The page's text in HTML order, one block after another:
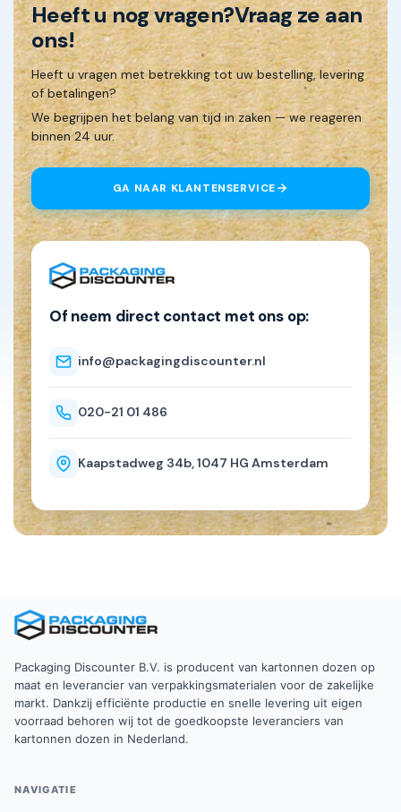
Heeft u nog vragen?Vraag ze aan
ons!
Heeft u vragen met betrekking tot uw bestelling, levering
of betalingen?
We begrijpen het belang van tijd in zaken — we reageren
binnen 24 uur.
GA NAAR KLANTENSERVICE
Of neem direct contact met ons op:
info@packagingdiscounter.nl
020-21 01 486
Kaapstadweg 34b, 1047 HG Amsterdam
Packaging Discounter B.V. is producent van kartonnen dozen op
maat en leverancier van verpakkingsmaterialen voor de zakelijke
markt. Dankzij efficiënte productie en snelle levering uit eigen
voorraad behoren wij tot de goedkoopste leveranciers van
kartonnen dozen in Nederland.
NAVIGATIE